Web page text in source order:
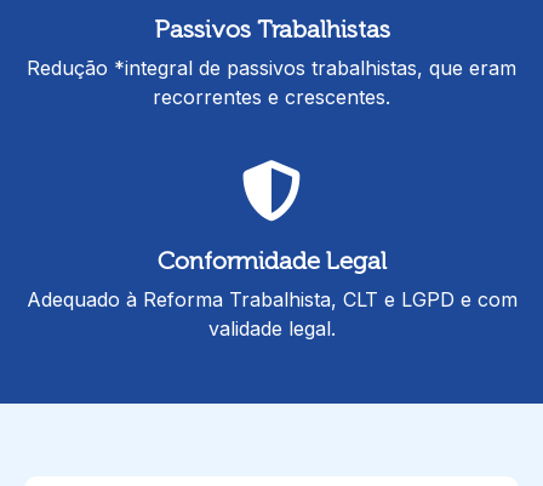
Passivos Trabalhistas
Redução *integral de passivos trabalhistas, que eram
recorrentes e crescentes.
Conformidade Legal
Adequado à Reforma Trabalhista, CLT e LGPD e com
validade legal.